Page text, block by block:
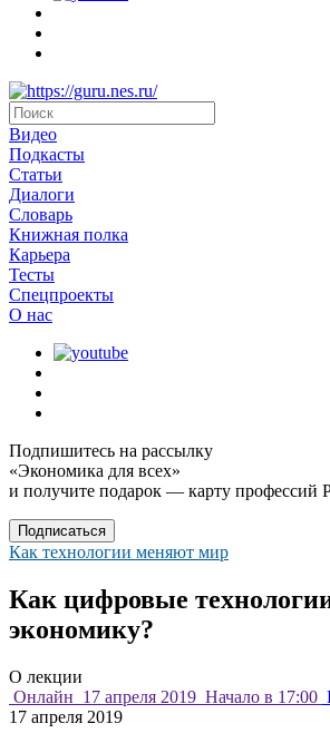
Видео
Подкасты
Статьи
Диалоги
Словарь
Книжная полка
Карьера
Тесты
Спецпроекты
О наc
Подпишитесь на рассылку
«Экономика для всех»
и получите подарок — карту
Подписаться
Как технологии меняют мир
Как цифровые
экономику?
О лекции
Онлайн 17 апреля 2019 Начало в 17:00
17 апреля 2019